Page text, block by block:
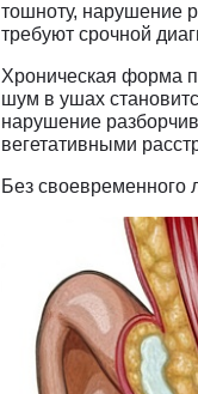
тошноту, нарушение
требуют срочной
Хроническая форма
шум в ушах
нарушение
вегетативными
Без своевременного